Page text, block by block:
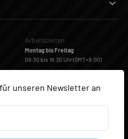
unseren Newsletter an
Arbeitszeiten
Montag bis Freitag
09:30 bis 18:30 Uhr (GMT+8:00)